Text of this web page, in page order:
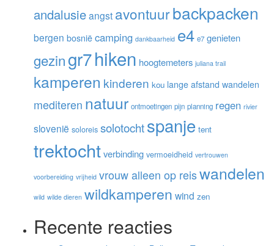
andalusieangst avontuurbackpacken
bergen bosnië camping dankbaarheid e4 e7 genieten
gezingr7hiken hoogtemeters juliana trail
kamperen kinderen kou lange afstand wandelen
mediteren natuur ontmoetingen pijn planning regen rivier
slovenië soloreis solotochtspanje tent
trektochtverbinding vermoeidheid vertrouwen
voorbereiding vrijheid vrouw alleen op reiswandelen
wild wilde dieren wildkamperen wind zen
Recente reacties